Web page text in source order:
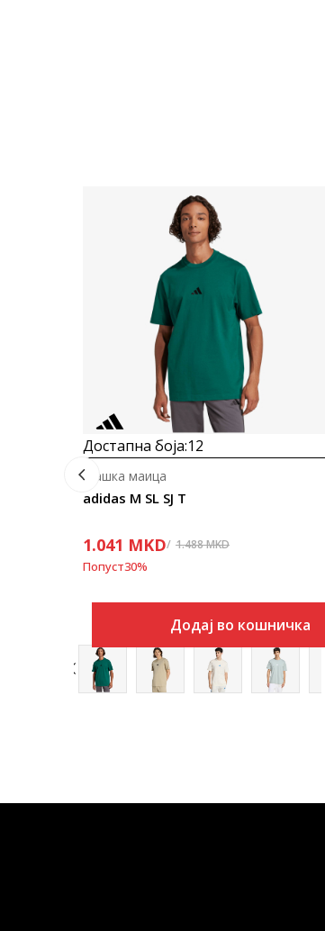
Достапна боја:12
adidas M SL SJ T
Машка маица
1.041 MKD 1.488MKD
Попуст30%
Додај во кошничка